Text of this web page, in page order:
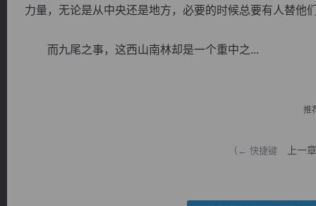
力量，无论是从中央还是地方，必要的时候总要有人替他
而九尾之事，这西山南林却是一个重中之...
推
（← 快捷键 上一章